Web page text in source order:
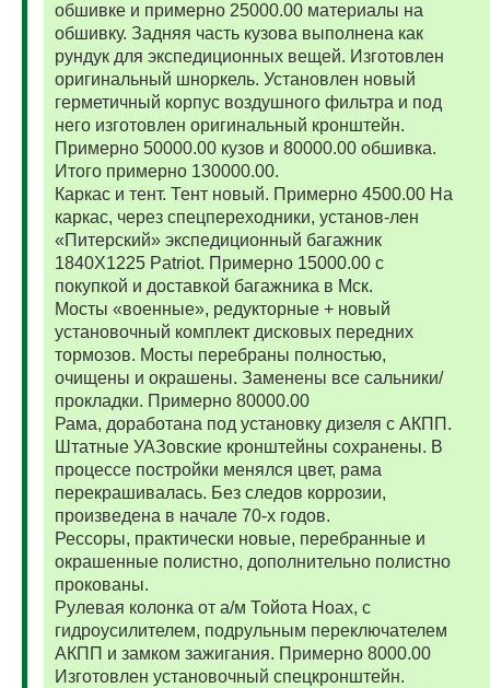
обшивке и примерно 25000.00 материалы на
обшивку. Задняя часть кузова выполнена как
рундук для экспедиционных вещей. Изготовлен
оригинальный шноркель. Установлен новый
герметичный корпус воздушного фильтра и под
него изготовлен оригинальный кронштейн.
Примерно 50000.00 кузов и 80000.00 обшивка.
Итого примерно 130000.00.
Каркас и тент. Тент новый. Примерно 4500.00 На
каркас, через спецпереходники, установ-лен
«Питерский» экспедиционный багажник
1840Х1225 Patriot. Примерно 15000.00 с
покупкой и доставкой багажника в Мск.
Мосты «военные», редукторные + новый
установочный комплект дисковых передних
тормозов. Мосты перебраны полностью,
очищены и окрашены. Заменены все сальники/
прокладки. Примерно 80000.00
Рама, доработана под установку дизеля с АКПП.
Штатные УАЗовские кронштейны сохранены. В
процессе постройки менялся цвет, рама
перекрашивалась. Без следов коррозии,
произведена в начале 70-х годов.
Рессоры, практически новые, перебранные и
окрашенные полистно, дополнительно полистно
прокованы.
Рулевая колонка от а/м Тойота Ноах, с
гидроусилителем, подрульным переключателем
АКПП и замком зажигания. Примерно 8000.00
Изготовлен установочный спецкронштейн.